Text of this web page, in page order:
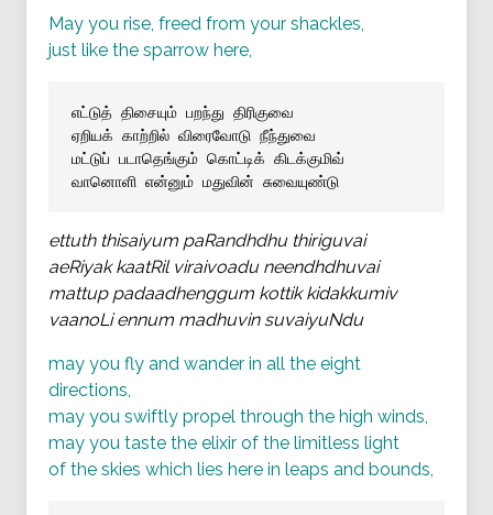
May you rise, freed from your shackles,
just like the sparrow here,
எட்டுத் திசையும் பறந்து திரிகுவை
ஏறியக் காற்றில் விரைவோடு நீந்துவை
மட்டுப் படாதெங்கும் கொட்டிக் கிடக்குமிவ்
வானொளி என்னும் மதுவின் சுவையுண்டு
ettuth thisaiyum paRandhdhu thiriguvai
aeRiyak kaatRil viraivoadu neendhdhuvai
mattup padaadhenggum kottik kidakkumiv
vaanoLi ennum madhuvin suvaiyuNdu
may you fly and wander in all the eight
directions,
may you swiftly propel through the high winds,
may you taste the elixir of the limitless light
of the skies which lies here in leaps and bounds,